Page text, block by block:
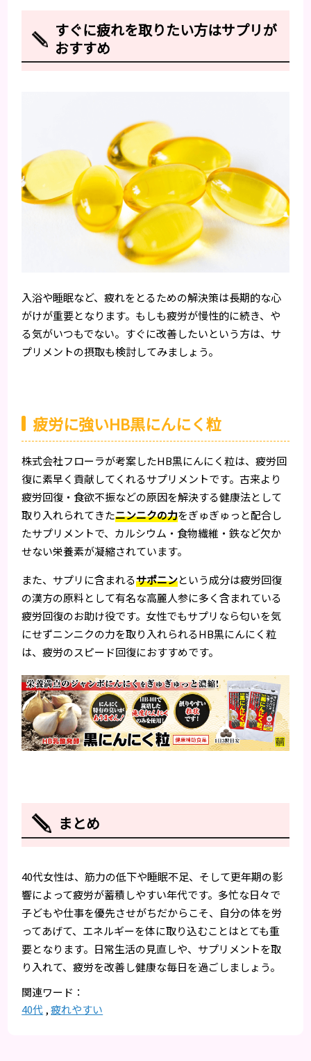
すぐに疲れを取りたい方はサプリが
おすすめ
入浴や睡眠など、疲れをとるための解決策は長期的な心
がけが重要となります。もしも疲労が慢性的に続き、や
る気がいつもでない。すぐに改善したいという方は、サ
プリメントの摂取も検討してみましょう。
疲労に強いHB黒にんにく粒
株式会社フローラが考案したHB黒にんにく粒は、疲労回
復に素早く貢献してくれるサプリメントです。古来より
疲労回復・食欲不振などの原因を解決する健康法として
取り入れられてきたニンニクの力をぎゅぎゅっと配合し
たサプリメントで、カルシウム・食物繊維・鉄など欠か
せない栄養素が凝縮されています。
また、サプリに含まれるサポニンという成分は疲労回復
の漢方の原料として有名な高麗人参に多く含まれている
疲労回復のお助け役です。女性でもサプリなら匂いを気
にせずニンニクの力を取り入れられるHB黒にんにく粒
は、疲労のスピード回復におすすめです。
まとめ
40代女性は、筋力の低下や睡眠不足、そして更年期の影
響によって疲労が蓄積しやすい年代です。多忙な日々で
子どもや仕事を優先させがちだからこそ、自分の体を労
ってあげて、エネルギーを体に取り込むことはとても重
要となります。日常生活の見直しや、サプリメントを取
り入れて、疲労を改善し健康な毎日を過ごしましょう。
40代 ,疲れやすい